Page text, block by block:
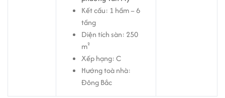
Kết cấu: 1 hầm – 6
tầng
Diện tích sàn: 250
m²
Xếp hạng: C
Hướng toà nhà:
Đông Bắc